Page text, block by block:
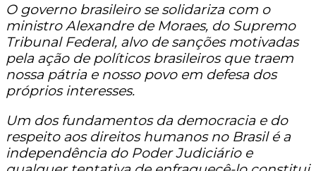
O governo brasileiro se solidariza com o
ministro Alexandre de Moraes, do Supremo
Tribunal Federal, alvo de sanções motivadas
pela ação de políticos brasileiros que traem
nossa pátria e nosso povo em defesa dos
próprios interesses.
Um dos fundamentos da democracia e do
respeito aos direitos humanos no Brasil é a
independência do Poder Judiciário e